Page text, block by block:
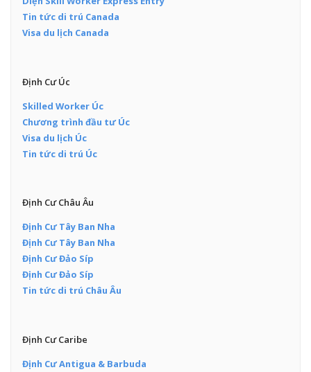
Tin tức di trú Canada
Visa du lịch Canada
Định Cư Úc
Skilled Worker Úc
Chương trình đầu tư Úc
Visa du lịch Úc
Tin tức di trú Úc
Định Cư Châu Âu
Định Cư Tây Ban Nha
Định Cư Tây Ban Nha
Định Cư Đảo Síp
Định Cư Đảo Síp
Tin tức di trú Châu Âu
Định Cư Caribe
Định Cư Antigua & Barbuda